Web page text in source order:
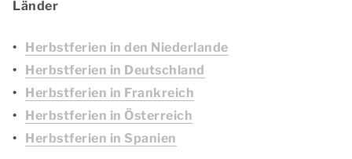
Länder
Herbstferien in den Niederlande
Herbstferien in Deutschland
Herbstferien in Frankreich
Herbstferien in Österreich
Herbstferien in Spanien